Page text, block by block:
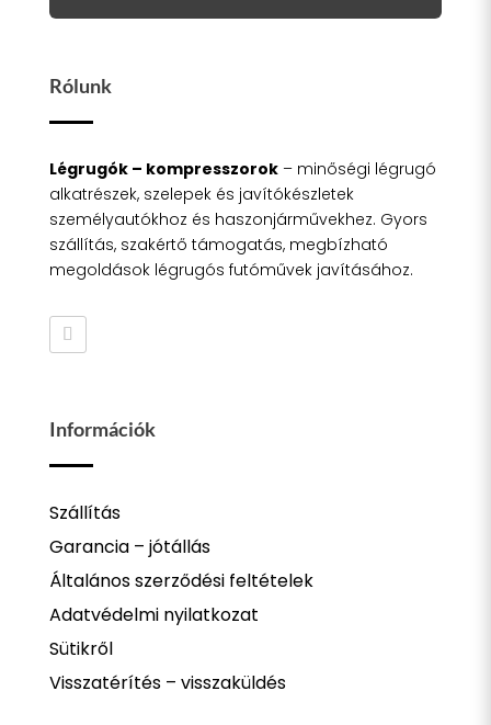
Rólunk
Légrugók – kompresszorok– minőségi légrugó
alkatrészek, szelepek és javítókészletek
személyautókhoz és haszonjárművekhez. Gyors
szállítás, szakértő támogatás, megbízható
megoldások légrugós futóművek javításához.
Információk
Szállítás
Garancia – jótállás
Általános szerződési feltételek
Adatvédelmi nyilatkozat
Sütikről
Visszatérítés – visszaküldés